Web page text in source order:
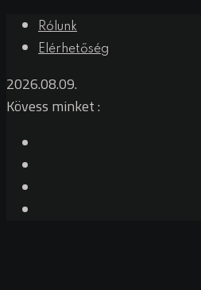
Rólunk
Elérhetőség
2026.08.09.
Kövess minket :